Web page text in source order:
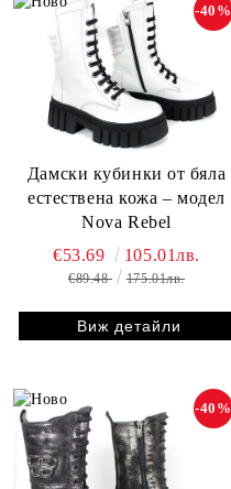
Дамски кубинки от бяла
естествена кожа – модел
Nova Rebel
-40%
€53.69 105.01лв.
€89.48 175.01лв.
Виж детайли
-40%